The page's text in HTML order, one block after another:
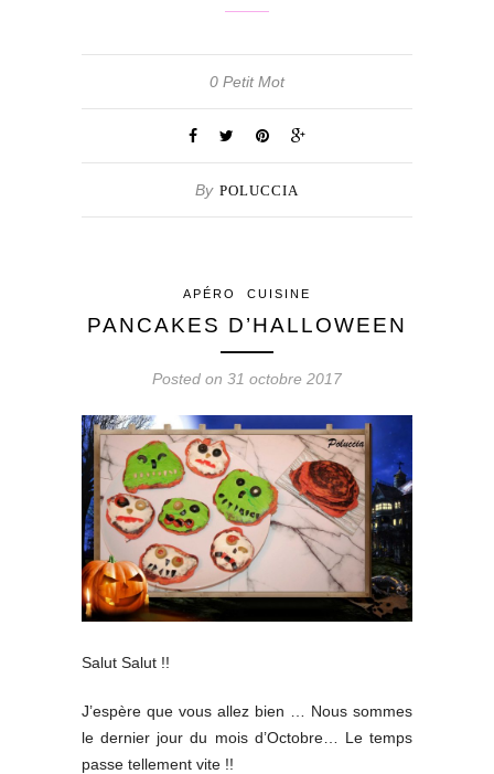
0 Petit Mot
By POLUCCIA
APÉRO CUISINE
PANCAKES D’HALLOWEEN
Posted on 31 octobre 2017
Salut Salut !!
J’espère que vous allez bien … Nous sommes
le dernier jour du mois d’Octobre… Le temps
passe tellement vite !!